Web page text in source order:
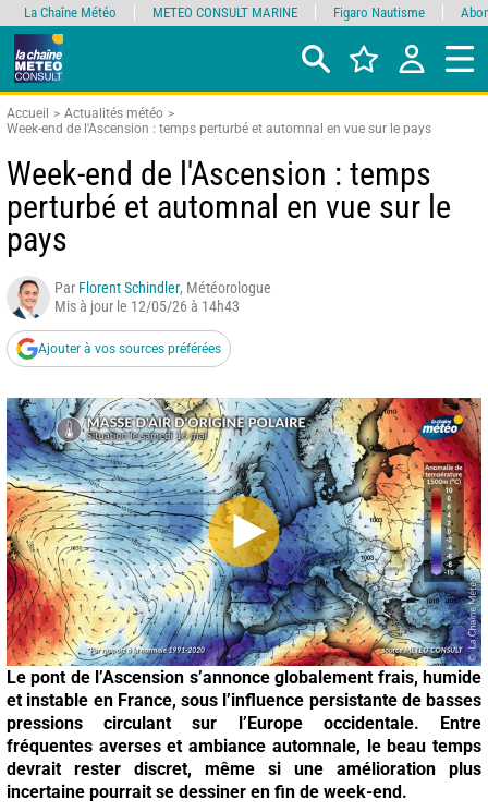
Accueil
Actualités météo
Week-end de l'Ascension : temps perturbé et automnal en vue sur le pays
Week-end de l'Ascension : temps
perturbé et automnal en vue sur le
pays
Par Florent Schindler, Météorologue
Mis à jour le 12/05/26 à 14h43
Ajouter à vos sources préférées
Le pont de l’Ascension s’annonce globalement frais, humide
et instable en France, sous l’influence persistante de basses
pressions circulant sur l’Europe occidentale. Entre
fréquentes averses et ambiance automnale, le beau temps
devrait rester discret, même si une amélioration plus
incertaine pourrait se dessiner en fin de week-end.
La Chaîne Météo METEO CONSULT MARINE Figaro Nautisme